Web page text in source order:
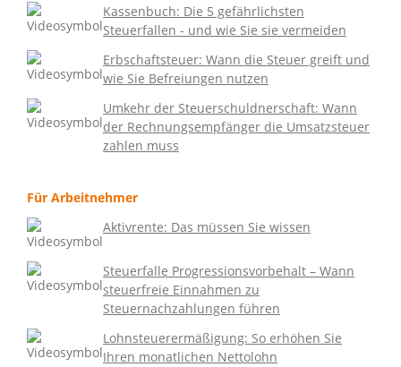
Kassenbuch: Die 5 gefährlichsten
Steuerfallen - und wie Sie sie vermeiden
Erbschaftsteuer: Wann die Steuer greift und
wie Sie Befreiungen nutzen
Umkehr der Steuerschuldnerschaft: Wann
der Rechnungsempfänger die Umsatzsteuer
zahlen muss
Für Arbeitnehmer
Aktivrente: Das müssen Sie wissen
Steuerfalle Progressionsvorbehalt – Wann
steuerfreie Einnahmen zu
Steuernachzahlungen führen
Lohnsteuerermäßigung: So erhöhen Sie
Ihren monatlichen Nettolohn